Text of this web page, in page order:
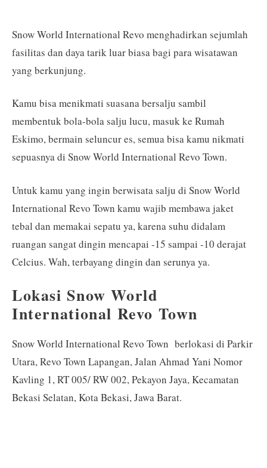
Snow World International Revo menghadirkan sejumlah
fasilitas dan daya tarik luar biasa bagi para wisatawan
yang berkunjung.
Kamu bisa menikmati suasana bersalju sambil
membentuk bola-bola salju lucu, masuk ke Rumah
Eskimo, bermain seluncur es, semua bisa kamu nikmati
sepuasnya di Snow World International Revo Town.
Untuk kamu yang ingin berwisata salju di Snow World
International Revo Town kamu wajib membawa jaket
tebal dan memakai sepatu ya, karena suhu didalam
ruangan sangat dingin mencapai -15 sampai -10 derajat
Celcius. Wah, terbayang dingin dan serunya ya.
Lokasi Snow World
International Revo Town
Snow World International Revo Town berlokasi di Parkir
Utara, Revo Town Lapangan, Jalan Ahmad Yani Nomor
Kavling 1, RT 005/ RW 002, Pekayon Jaya, Kecamatan
Bekasi Selatan, Kota Bekasi, Jawa Barat.